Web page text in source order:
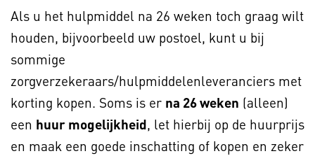
Als u het hulpmiddel na 26 weken toch graag wilt
houden, bijvoorbeeld uw postoel, kunt u bij
sommige
zorgverzekeraars/hulpmiddelenleveranciers met
korting kopen. Soms is er na 26 weken (alleen)
een huur mogelijkheid, let hierbij op de huurprijs
en maak een goede inschatting of kopen en zeker